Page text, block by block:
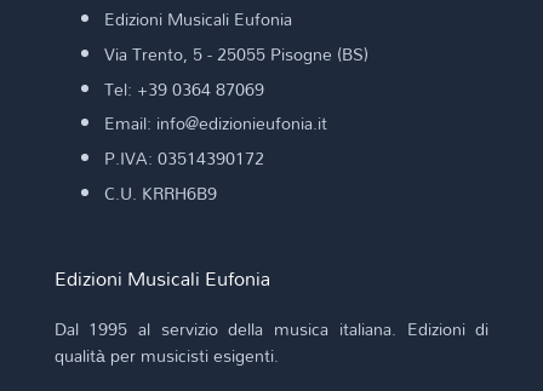
Edizioni Musicali Eufonia
Via Trento, 5 - 25055 Pisogne (BS)
Tel: +39 0364 87069
Email: info@edizionieufonia.it
P.IVA: 03514390172
C.U. KRRH6B9
Edizioni Musicali Eufonia
Dal 1995 al servizio della musica italiana. Edizioni di
qualità per musicisti esigenti.